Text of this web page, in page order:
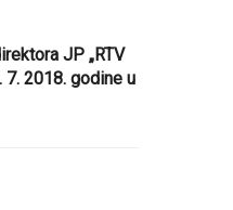
JP „RTV
7. 2018. godine u